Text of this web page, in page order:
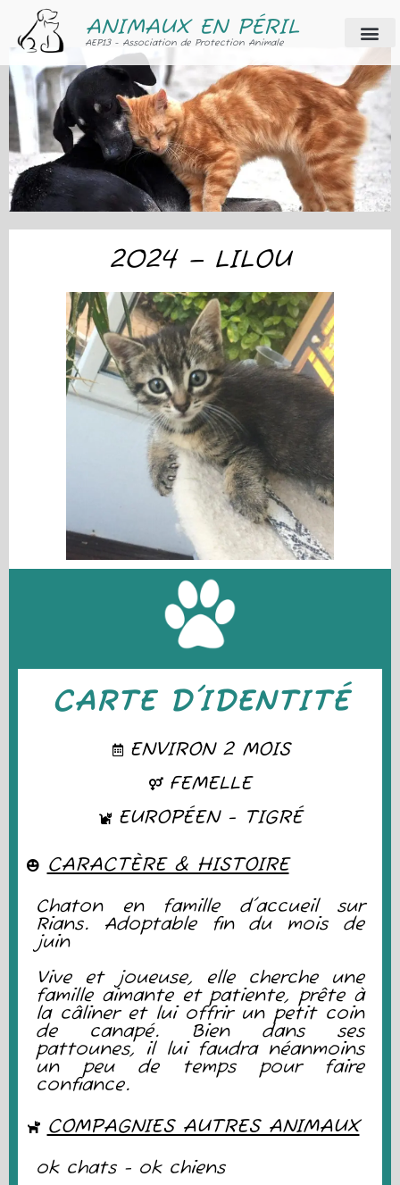
ANIMAUX EN PÉRIL
AEP13 - Association de Protection Animale
2024 – LILOU
CARTE D'IDENTITÉ
ENVIRON 2 MOIS
FEMELLE
EUROPÉEN - TIGRÉ
CARACTÈRE & HISTOIRE
Chaton en famille d'accueil sur
Rians. Adoptable fin du mois de
juin
Vive et joueuse, elle cherche une
famille aimante et patiente, prête à
la câliner et lui offrir un petit coin
de canapé. Bien dans ses
pattounes, il lui faudra néanmoins
un peu de temps pour faire
confiance.
COMPAGNIES AUTRES ANIMAUX
ok chats - ok chiens